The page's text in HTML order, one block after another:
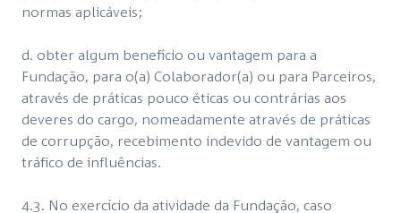
normas aplicáveis;
d. obter algum benefício ou vantagem para a
Fundação, para o(a) Colaborador(a) ou para Parceiros,
através de práticas pouco éticas ou contrárias aos
deveres do cargo, nomeadamente através de práticas
de corrupção, recebimento indevido de vantagem ou
tráfico de influências.
4.3. No exercício da atividade da Fundação, caso